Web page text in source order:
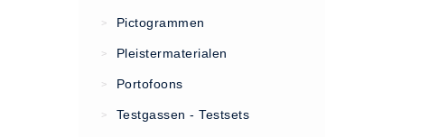
AED apparaten (11)
> Pictogrammen
> Pleistermaterialen
> Portofoons
> Testgassen - Testsets